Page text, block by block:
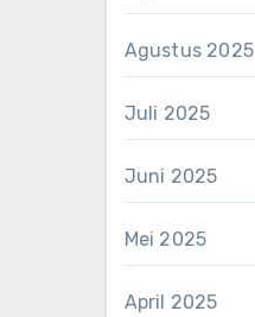
Agustus 2025
Juli 2025
Juni 2025
Mei 2025
April 2025